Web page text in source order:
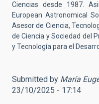
Ciencias desde 1987.
European Astronomical
Asesor de Ciencia,
de Ciencia y Sociedad del
y Tecnología para el
Submitted by María
23/10/2025 - 17:14